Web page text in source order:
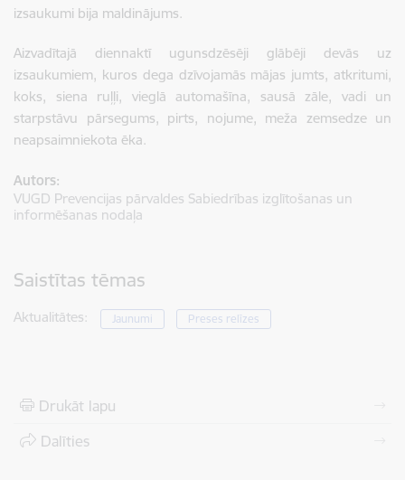
izsaukumi bija maldinājums.
Aizvadītajā diennaktī ugunsdzēsēji glābēji devās uz
izsaukumiem, kuros dega dzīvojamās mājas jumts, atkritumi,
koks, siena ruļļi, vieglā automašīna, sausā zāle, vadi un
starpstāvu pārsegums, pirts, nojume, meža zemsedze un
neapsaimniekota ēka.
Autors:
VUGD Prevencijas pārvaldes Sabiedrības izglītošanas un
informēšanas nodaļa
Saistītas tēmas
Aktualitātes: Jaunumi Preses relīzes
Drukāt lapu
Dalīties